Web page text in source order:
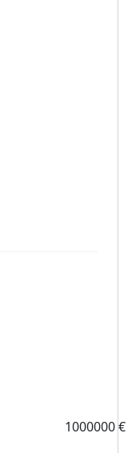
1000000 €